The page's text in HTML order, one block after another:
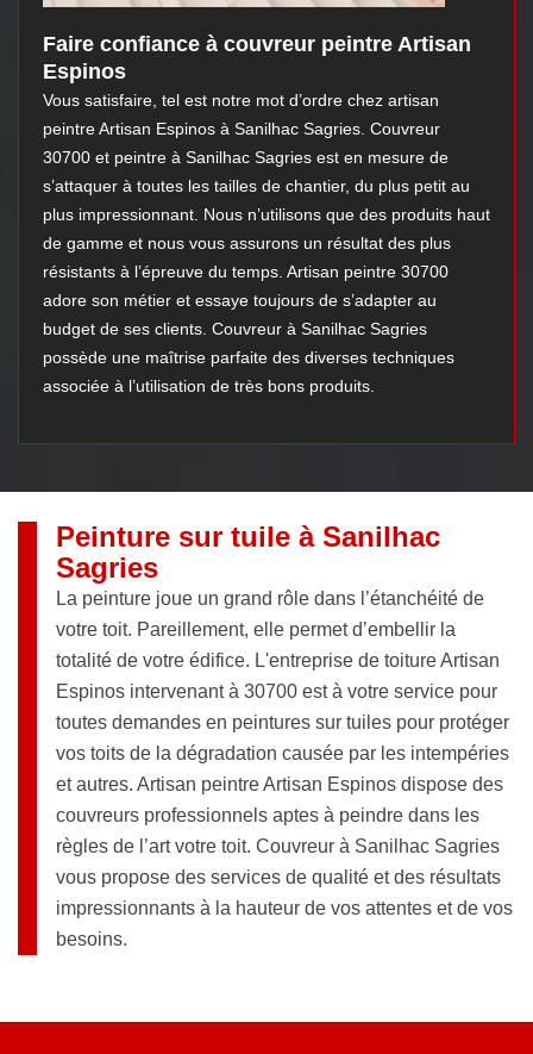
Faire confiance à couvreur peintre Artisan
Espinos
Vous satisfaire, tel est notre mot d’ordre chez artisan
peintre Artisan Espinos à Sanilhac Sagries. Couvreur
30700 et peintre à Sanilhac Sagries est en mesure de
s’attaquer à toutes les tailles de chantier, du plus petit au
plus impressionnant. Nous n’utilisons que des produits haut
de gamme et nous vous assurons un résultat des plus
résistants à l’épreuve du temps. Artisan peintre 30700
adore son métier et essaye toujours de s’adapter au
budget de ses clients. Couvreur à Sanilhac Sagries
possède une maîtrise parfaite des diverses techniques
associée à l’utilisation de très bons produits.
Peinture sur tuile à Sanilhac
Sagries
La peinture joue un grand rôle dans l’étanchéité de
votre toit. Pareillement, elle permet d’embellir la
totalité de votre édifice. L'entreprise de toiture Artisan
Espinos intervenant à 30700 est à votre service pour
toutes demandes en peintures sur tuiles pour protéger
vos toits de la dégradation causée par les intempéries
et autres. Artisan peintre Artisan Espinos dispose des
couvreurs professionnels aptes à peindre dans les
règles de l’art votre toit. Couvreur à Sanilhac Sagries
vous propose des services de qualité et des résultats
impressionnants à la hauteur de vos attentes et de vos
besoins.